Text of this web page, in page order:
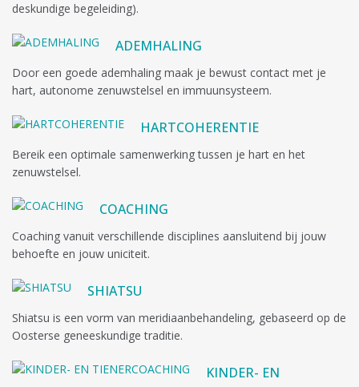
deskundige begeleiding).
ADEMHALING
Door een goede ademhaling maak je bewust contact met je
hart, autonome zenuwstelsel en immuunsysteem.
HARTCOHERENTIE
Bereik een optimale samenwerking tussen je hart en het
zenuwstelsel.
COACHING
Coaching vanuit verschillende disciplines aansluitend bij jouw
behoefte en jouw uniciteit.
SHIATSU
Shiatsu is een vorm van meridiaanbehandeling, gebaseerd op de
Oosterse geneeskundige traditie.
KINDER- EN